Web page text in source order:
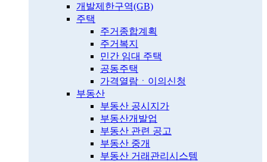
개발제한구역(GB)
주택
주거종합계획
주거복지
민간 임대 주택
공동주택
가격열람ㆍ이의신청
부동산
부동산 공시지가
부동산개발업
부동산 관련 공고
부동산 중개
부동산 거래관리시스템